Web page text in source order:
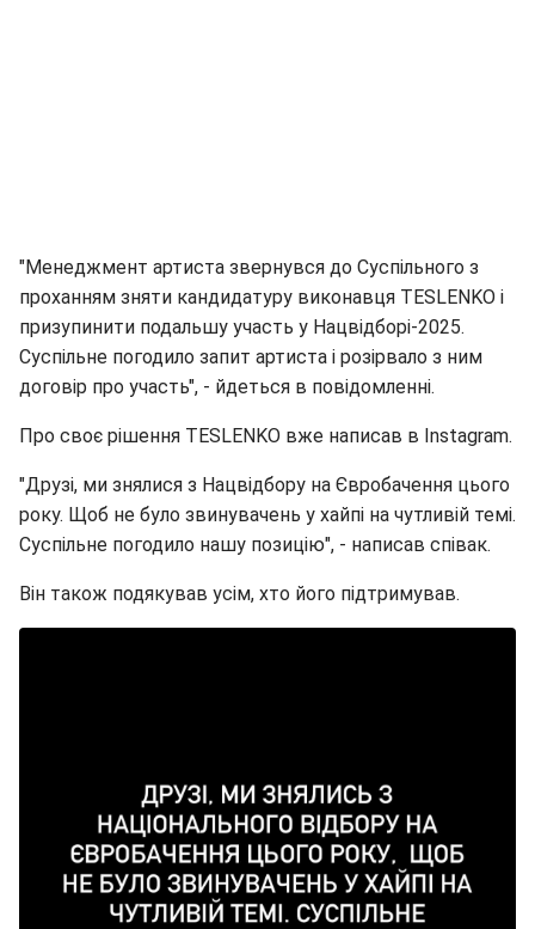
"Менеджмент артиста звернувся до Суспільного з
проханням зняти кандидатуру виконавця TESLENKO і
призупинити подальшу участь у Нацвідборі-2025.
Суспільне погодило запит артиста і розірвало з ним
договір про участь", - йдеться в повідомленні.
Про своє рішення TESLENKO вже написав в Instagram.
"Друзі, ми знялися з Нацвідбору на Євробачення цього
року. Щоб не було звинувачень у хайпі на чутливій темі.
Суспільне погодило нашу позицію", - написав співак.
Він також подякував усім, хто його підтримував.